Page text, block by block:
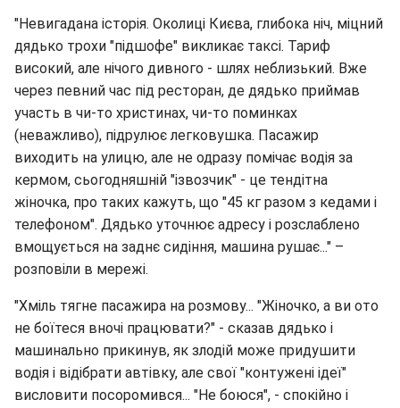
"Невигадана історія. Околиці Києва, глибока ніч, міцний
дядько трохи "підшофе" викликає таксі. Тариф
високий, але нічого дивного - шлях неблизький. Вже
через певний час під ресторан, де дядько приймав
участь в чи-то христинах, чи-то поминках
(неважливо), підрулює легковушка. Пасажир
виходить на улицю, але не одразу помічає водія за
кермом, сьогодняшній "ізвозчик" - це тендітна
жіночка, про таких кажуть, що "45 кг разом з кедами і
телефоном". Дядько уточнює адресу і розслаблено
вмощується на заднє сидіння, машина рушає..." –
розповіли в мережі.
"Хміль тягне пасажира на розмову... "Жіночко, а ви ото
не боїтеся вночі працювати?" - сказав дядько і
машинально прикинув, як злодій може придушити
водія і відібрати автівку, але свої "контужені ідеї"
висловити посоромився... "Не боюся", - спокійно і